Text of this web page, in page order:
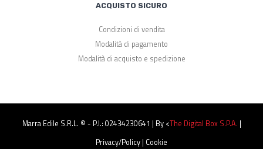
ACQUISTO SICURO
Condizioni di vendita
Modalità di pagamento
Modalità di acquisto e spedizione
Marra Edile S.r.l. © - P.I.: 02434230641 | By <The Digital Box S.p.a. |
Privacy/Policy | Cookie